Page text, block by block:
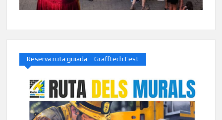
Reserva ruta guiada – Grafftech Fest